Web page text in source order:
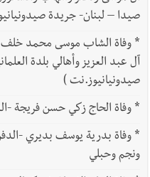
صيدا – لبنان- جريدة
*
آل عبد العزيز وأهالي بلدة
صيدونيانيوز.نت )
*وفاة الحاج زكي حسن فريجة -الدفن -
*
ونجم وحبلي